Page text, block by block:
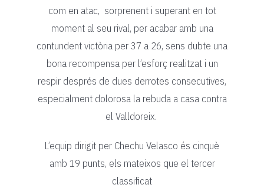
com en atac, sorprenent i superant en tot
moment al seu rival, per acabar amb una
contundent victòria per 37 a 26, sens dubte una
bona recompensa per l’esforç realitzat i un
respir després de dues derrotes consecutives,
especialment dolorosa la rebuda a casa contra
el Valldoreix.
L’equip dirigit per Chechu Velasco és cinquè
amb 19 punts, els mateixos que el tercer
classificat